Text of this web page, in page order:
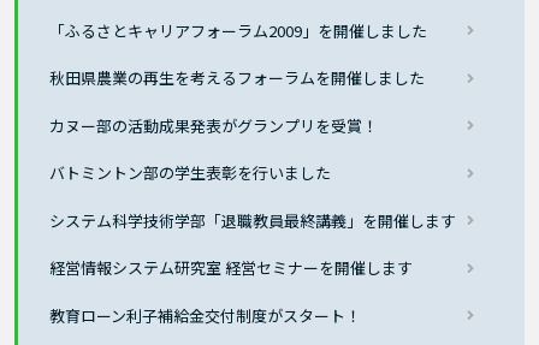
「ふるさとキャリアフォーラム2009」を開催しました
秋田県農業の再生を考えるフォーラムを開催しました
カヌー部の活動成果発表がグランプリを受賞！
バトミントン部の学生表彰を行いました
システム科学技術学部「退職教員最終講義」を開催します
経営情報システム研究室 経営セミナーを開催します
教育ローン利子補給金交付制度がスタート！